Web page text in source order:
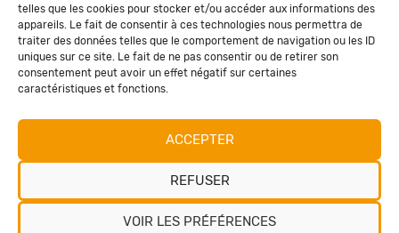
telles que les cookies pour stocker et/ou accéder aux informations des
appareils. Le fait de consentir à ces technologies nous permettra de
traiter des données telles que le comportement de navigation ou les ID
uniques sur ce site. Le fait de ne pas consentir ou de retirer son
consentement peut avoir un effet négatif sur certaines
caractéristiques et fonctions.
ACCEPTER
REFUSER
VOIR LES PRÉFÉRENCES
Questions fréquentes
Recevez la newsletter de La Maison
Restons connectés !